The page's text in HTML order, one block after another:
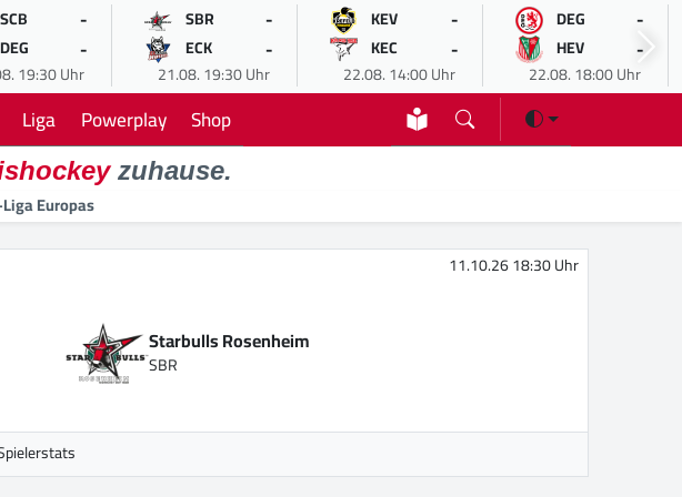
SCB -
DEG -
19:30 Uhr
SBR -
ECK -
21.08. 19:30 Uhr
KEV -
KEC -
22.08. 14:00 Uhr
DEG -
HEV -
22.08. 18:00 Uhr
Liga Powerplay Shop
zuhause.
Europas
11.10.26 18:30 Uhr
Starbulls Rosenheim
SBR